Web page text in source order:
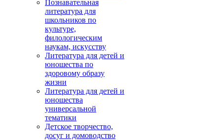
Познавательная
литература для
школьников по
культуре,
филологическим
наукам, искусству
Литература для детей и
юношества по
здоровому образу
жизни
Литература для детей и
юношества
универсальной
тематики
Детское творчество,
досуг и домоводство